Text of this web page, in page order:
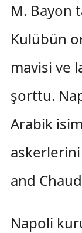
M. Bayon
Kulübün
mavisi ve
şorttu.
Arabik
and
Napoli